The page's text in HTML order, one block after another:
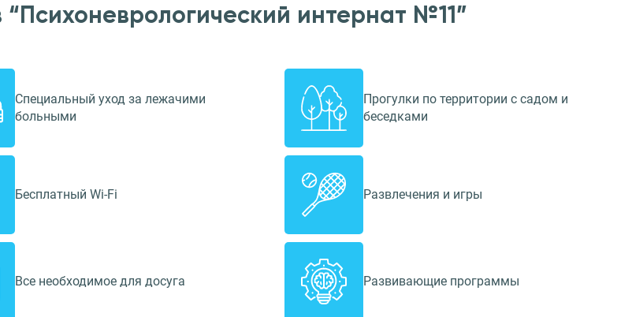
интернат №11”
Специальный уход за лежачими
больными
Прогулки по территории с садом и
беседками
Бесплатный Wi-Fi Развлечения и игры
Все необходимое для досуга Развивающие программы